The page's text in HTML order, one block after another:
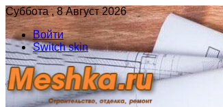
Суббота , 8 Август 2026
Войти
Switch skin